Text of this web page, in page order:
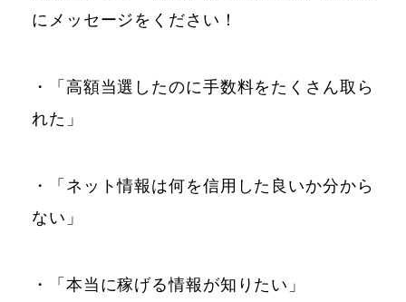
にメッセージをください！
・「高額当選したのに手数料をたくさん取ら
れた」
・「ネット情報は何を信用した良いか分から
ない」
・「本当に稼げる情報が知りたい」